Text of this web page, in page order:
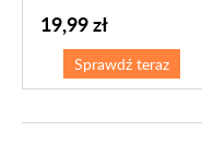
19,99 zł
Sprawdź teraz